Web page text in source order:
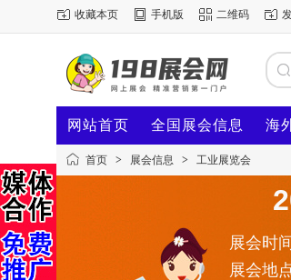
收藏本页 手机版 二维码
网站首页 全国展会信息 海
首页 > 展会信息 > 工业展览会
展会时
展会地